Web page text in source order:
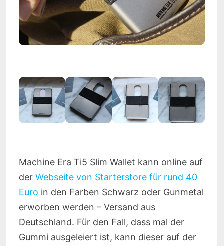
Machine Era Ti5 Slim Wallet kann online auf
der Webseite von Starterstore für rund 40
Euro in den Farben Schwarz oder Gunmetal
erworben werden – Versand aus
Deutschland. Für den Fall, dass mal der
Gummi ausgeleiert ist, kann dieser auf der